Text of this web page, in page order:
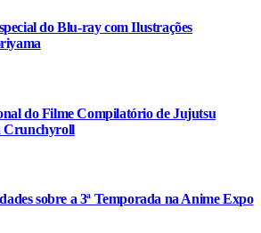
do Blu-ray com Ilustrações
do Filme Compilatório de Jujutsu
Crunchyroll
sobre a 3ª Temporada na Anime Expo